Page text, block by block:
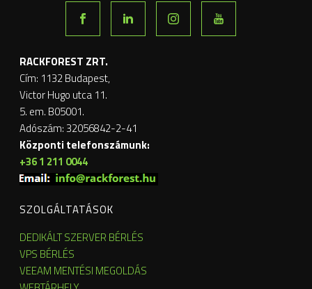
RACKFOREST ZRT.
Cím: 1132 Budapest,
Victor Hugo utca 11.
5. em. B05001.
Adószám: 32056842-2-41
Központi telefonszámunk:
+36 1 211 0044
SZOLGÁLTATÁSOK
DEDIKÁLT SZERVER BÉRLÉS
VPS BÉRLÉS
VEEAM MENTÉSI MEGOLDÁS